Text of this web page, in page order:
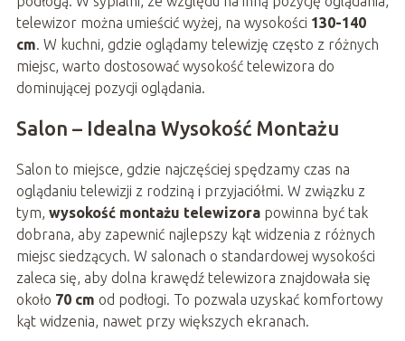
telewizor można umieścić wyżej, na wysokości 130-140
cm. W kuchni, gdzie oglądamy telewizję często z różnych
miejsc, warto dostosować wysokość telewizora do
dominującej pozycji oglądania.
Salon – Idealna Wysokość Montażu
Salon to miejsce, gdzie najczęściej spędzamy czas na
oglądaniu telewizji z rodziną i przyjaciółmi. W związku z
tym, wysokość montażu telewizorapowinna być tak
dobrana, aby zapewnić najlepszy kąt widzenia z różnych
miejsc siedzących. W salonach o standardowej wysokości
zaleca się, aby dolna krawędź telewizora znajdowała się
około 70 cm od podłogi. To pozwala uzyskać komfortowy
kąt widzenia, nawet przy większych ekranach.